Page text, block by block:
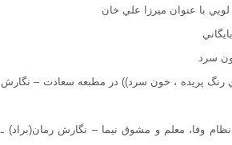
ي رنگ پريده ، خون سرد)) در مطبعه سعادت – نگارش
نظام وفا، معلم و مشوق نيما – نگارش رمان(براد) ـ